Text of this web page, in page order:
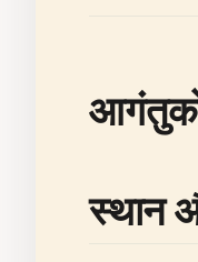
स्थान